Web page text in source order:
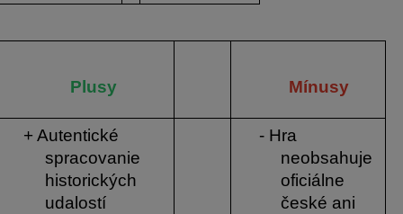
Plusy Mínusy
+ Autentické
spracovanie
historických
udalostí
- Hra
neobsahuje
oficiálne
české ani